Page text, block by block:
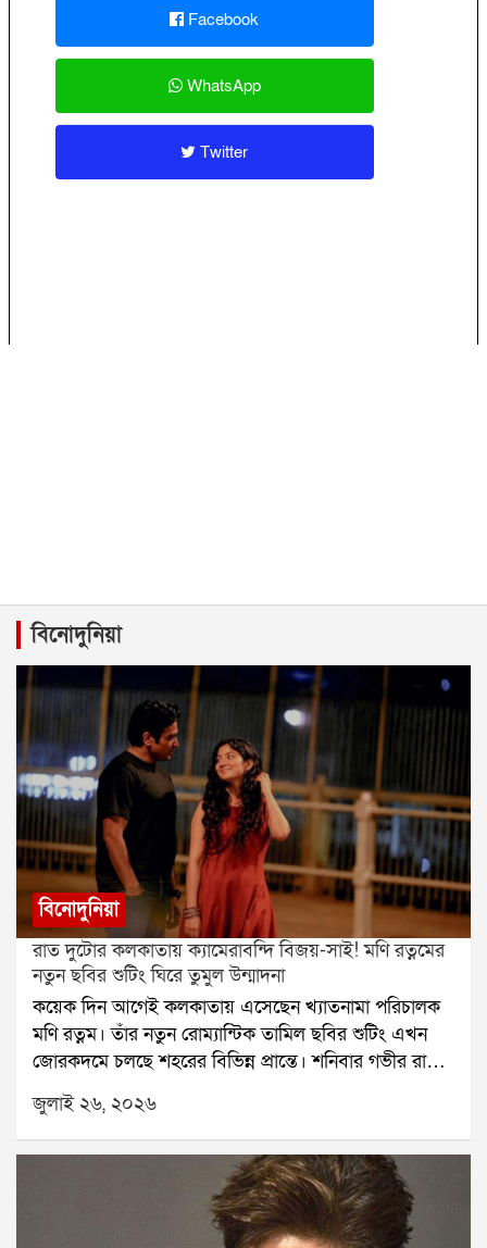
Facebook
WhatsApp
Twitter
বিনোদুনিয়া
বিনোদুনিয়া
রাত দুটোর কলকাতায় ক্যামেরাবন্দি বিজয়-সাই! মণি রত্নমের
নতুন ছবির শুটিং ঘিরে তুমুল উন্মাদনা
কয়েক দিন আগেই কলকাতায় এসেছেন খ্যাতনামা পরিচালক
মণি রত্নম। তাঁর নতুন রোম্যান্টিক তামিল ছবির শুটিং এখন
জোরকদমে চলছে শহরের বিভিন্ন প্রান্তে। শনিবার গভীর রাতে
হাওড়া ব্রিজে ছবির একটি গুরুত্বপূর্ণ দৃশ্যের শুটিং করেন বিজয়
সেতুপতি ও সাই পল্লবী। রাত হলেও সেখানে উপস্থিত কয়েক
জন পথচারী তাঁদের দেখে উচ্ছ্বসিত হয়ে পড়েন।বুধবার রাতে
কলকাতায় পৌঁছেছিলেন বিজয় সেতুপতি। পরের দিন ভোরে
শহরে আসেন সাই পল্লবী। বৃহস্পতিবার থেকে বেলগাছিয়া
রাজবাড়িতে শুরু হয় ছবির শুটিং। টানা কয়েক দিন সেখানে
জুলাই ২৬, ২০২৬